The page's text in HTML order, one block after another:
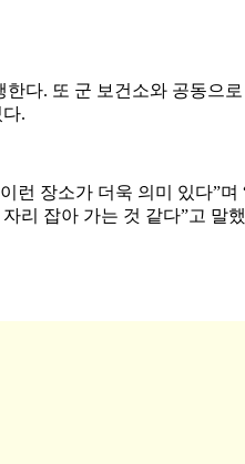
다. 또 군 보건소와 공동으
.
런 장소가 더욱 의미 있다”
리 잡아 가는 것 같다”고 말